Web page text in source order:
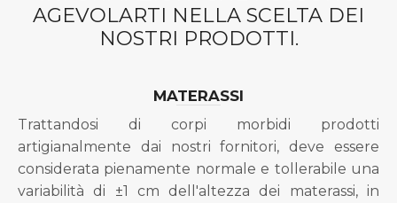
AGEVOLARTI NELLA SCELTA DEI
NOSTRI PRODOTTI.
MATERASSI
Trattandosi di corpi morbidi prodotti
artigianalmente dai nostri fornitori, deve essere
considerata pienamente normale e tollerabile una
variabilità di ±1 cm dell'altezza dei materassi, in